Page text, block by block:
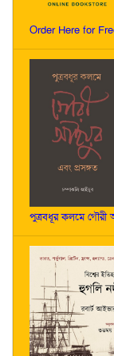
Order Here for
পুত্রবধূর কলমে গৌরী